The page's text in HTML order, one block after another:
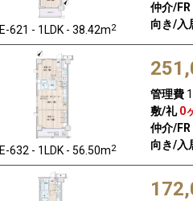
E-621 - 1LDK - 38.42m2
仲介/FR
向き/入
E-632 - 1LDK - 56.50m2
管理費
敷/礼 0
仲介/FR
向き/入